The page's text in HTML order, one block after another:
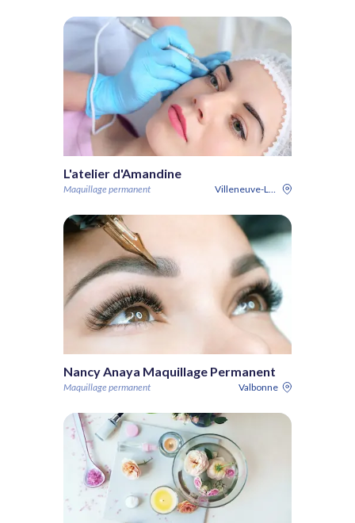
L'atelier d'Amandine
Maquillage permanent Villeneuve-Loubet
Nancy Anaya Maquillage Permanent
Maquillage permanent Valbonne